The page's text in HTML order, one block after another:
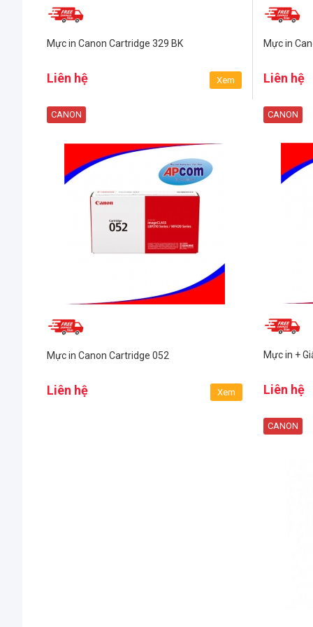
Mực in Canon Cartridge 329 BK
Liên hệ Xem
Mực in
Liên hệ
CANON
Mực in Canon Cartridge 052
Liên hệ Xem
CANON
Mực in +
Liên hệ
CANON